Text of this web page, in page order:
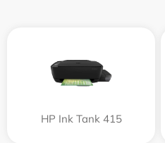
HP Ink Tank 415